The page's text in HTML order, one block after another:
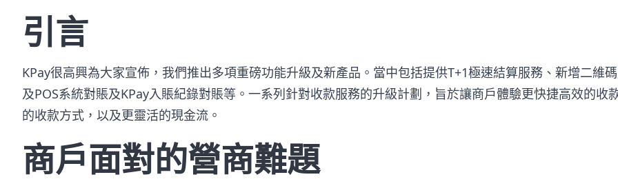
引言
KPay很高興為大家宣佈，我們推出多項重磅功能升級及新產品。當中包括提供T+1極速結算服務、新增二維
及POS系統對賬及KPay入賬紀錄對賬等。一系列針對收款服務的升級計劃，旨於讓商戶體驗更快捷高效的收
的收款方式，以及更靈活的現金流。
商戶面對的營商難題